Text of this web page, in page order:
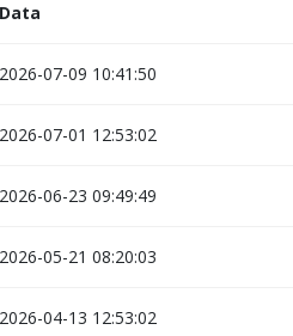
Data
2026-07-09 10:41:50
2026-07-01 12:53:02
2026-06-23 09:49:49
2026-05-21 08:20:03
2026-04-13 12:53:02